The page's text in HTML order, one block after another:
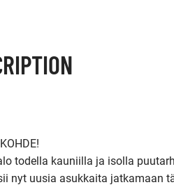
todella kauniilla ja isolla
nyt uusia asukkaita jatkamaan